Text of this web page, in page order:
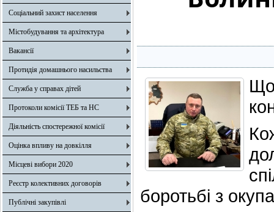
Соціальний захист населення
Містобудування та архітектура
Вакансії
Протидія домашнього насильства
Служба у справах дітей
Протоколи комісії ТЕБ та НС
Діяльність спостережної комісії
Оцінка впливу на довкілля
Місцеві вибори 2020
Реєстр колективних договорів
Публічні закупівлі
боротьбі з